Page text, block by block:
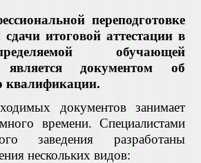
переподготовке
итоговой аттестации в
обучающей
является документом об
квалификации.
документов занимает
времени. Специалистами
заведения разработаны
нескольких видов: